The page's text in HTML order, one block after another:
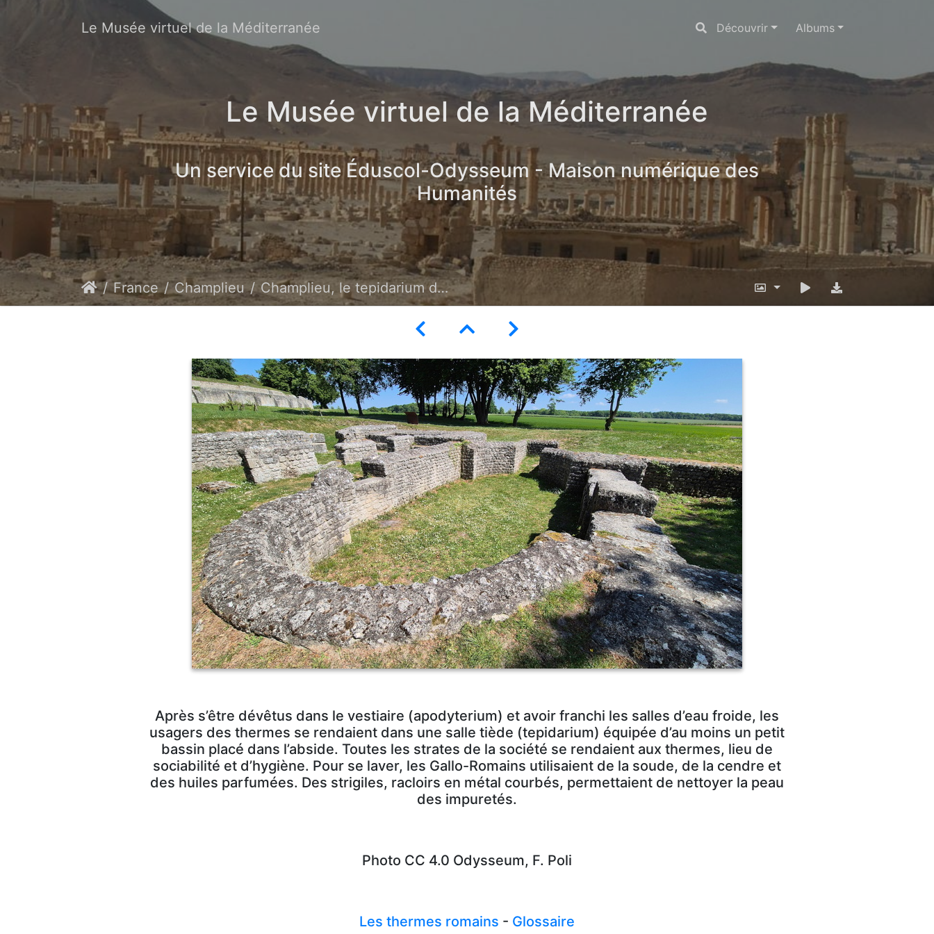
Le Musée virtuel de la Méditerranée Découvrir Albums
Le Musée virtuel de la Méditerranée
Un service du site Éduscol-Odysseum - Maison numérique des
Humanités
France Champlieu Champlieu, le tepidarium des thermes
Après s’être dévêtus dans le vestiaire (apodyterium) et avoir franchi les salles d’eau froide, les
usagers des thermes se rendaient dans une salle tiède (tepidarium) équipée d’au moins un petit
bassin placé dans l’abside. Toutes les strates de la société se rendaient aux thermes, lieu de
sociabilité et d’hygiène. Pour se laver, les Gallo-Romains utilisaient de la soude, de la cendre et
des huiles parfumées. Des strigiles, racloirs en métal courbés, permettaient de nettoyer la peau
des impuretés.
Photo CC 4.0 Odysseum, F. Poli
Les thermes romains - Glossaire